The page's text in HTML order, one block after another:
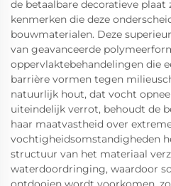
de betaalbare decoratieve plaat
kenmerken die deze
bouwmaterialen. Deze
van geavanceerde
oppervlaktebehandelingen die
barrière vormen tegen
natuurlijk hout, dat vocht
uiteindelijk verrot, behoudt de
haar maatvastheid over
vochtigheidsomstandigheden
structuur van het materiaal
waterdoordringing, waardoor